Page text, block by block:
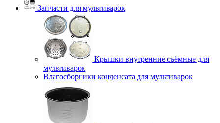
Запчасти для мультиварок
Крышки внутренние съёмные для
мультиварок
Влагосборники конденсата для мультиварок